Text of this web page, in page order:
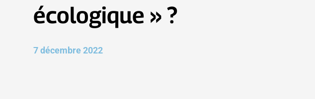
écologique » ?
7 décembre 2022